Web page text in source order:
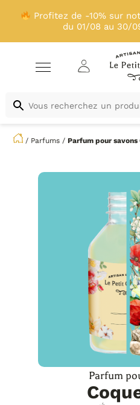
Profitez de -10% sur
du 01/08 au 30/
/ Parfums /Parfum pour savons
Parfum